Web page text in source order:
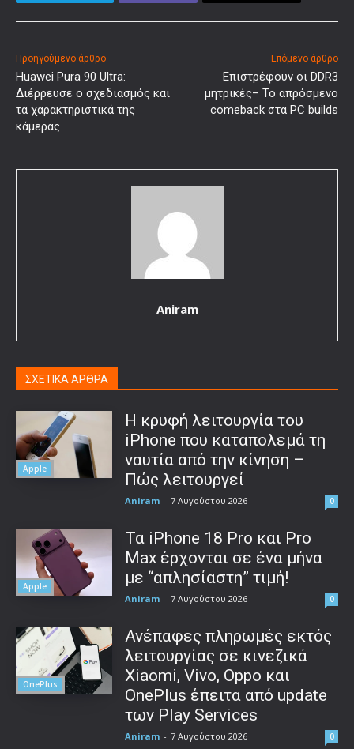
Προηγούμενο άρθρο
Huawei Pura 90 Ultra:
Διέρρευσε ο σχεδιασμός και
τα χαρακτηριστικά της
κάμερας
Επόμενο άρθρο
Επιστρέφουν οι DDR3
μητρικές– Το απρόσμενο
comeback στα PC builds
Aniram
ΣΧΕΤΙΚΑ ΑΡΘΡΑ
Apple
Η κρυφή λειτουργία του
iPhone που καταπολεμά τη
ναυτία από την κίνηση –
Πώς λειτουργεί
Aniram - 7 Αυγούστου 2026 0
Apple
Τα iPhone 18 Pro και Pro
Max έρχονται σε ένα μήνα
με “απλησίαστη” τιμή!
Aniram - 7 Αυγούστου 2026 0
OnePlus
Ανέπαφες πληρωμές εκτός
λειτουργίας σε κινεζικά
Xiaomi, Vivo, Oppo και
OnePlus έπειτα από update
των Play Services
Aniram - 7 Αυγούστου 2026 0